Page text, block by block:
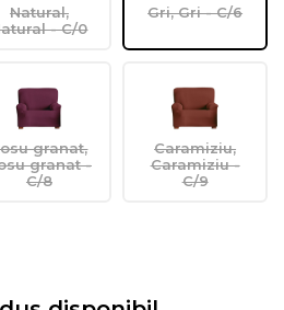
Natural,
- C/0
Gri, Gri - C/6
granat,
granat -
C/8
Caramiziu,
Caramiziu -
C/9